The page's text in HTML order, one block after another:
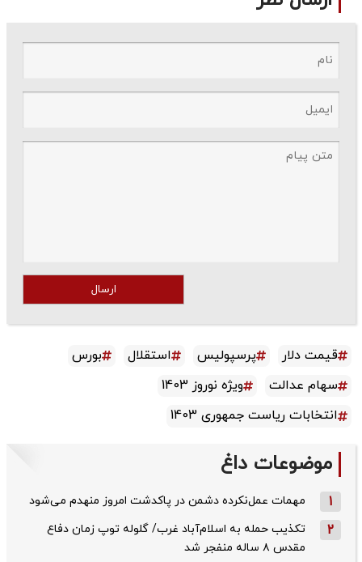
ارسال
قیمت دلار پرسپولیس استقلال
بورس
سهام عدالت
ویژه نوروز 1403
انتخابات ریاست جمهوری 1403
موضوعات داغ
1 مهمات عمل‌نکرده دشمن در پاکدشت امروز منهدم می‌شود
2
تکذیب حمله به اسلام‌آباد غرب/ گلوله توپ زمان دفاع
مقدس ۸ ساله منفجر شد